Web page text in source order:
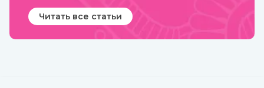
Читать все статьи